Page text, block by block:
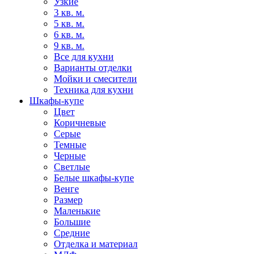
3 кв. м.
5 кв. м.
6 кв. м.
9 кв. м.
Все для кухни
Варианты отделки
Мойки и смесители
Техника для кухни
Шкафы-купе
Цвет
Коричневые
Серые
Темные
Черные
Светлые
Белые шкафы-купе
Венге
Размер
Маленькие
Большие
Средние
Отделка и материал